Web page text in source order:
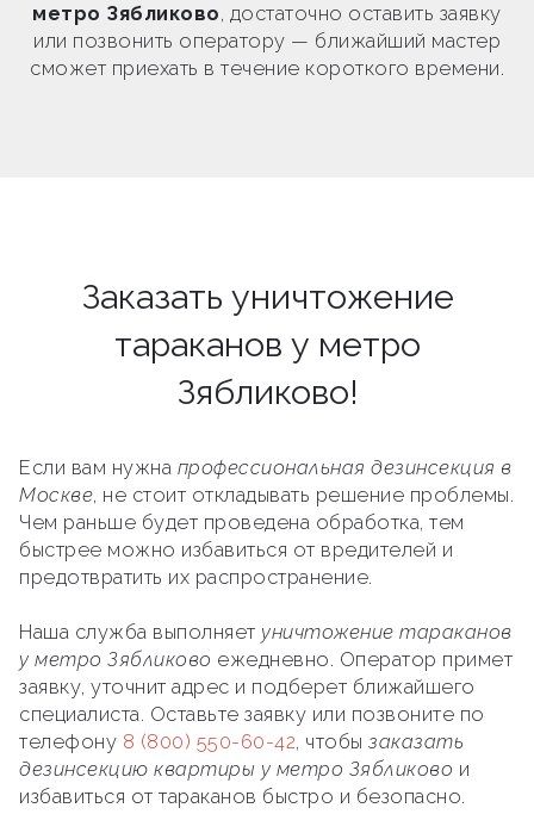
метро Зябликово, достаточно оставить заявку
или позвонить оператору — ближайший мастер
сможет приехать в течение короткого времени.
Заказать уничтожение
тараканов у метро
Зябликово!
Если вам нужна профессиональная дезинсекция в
Москве, не стоит откладывать решение проблемы.
Чем раньше будет проведена обработка, тем
быстрее можно избавиться от вредителей и
предотвратить их распространение.
Наша служба выполняет уничтожение тараканов
у метро Зябликово ежедневно. Оператор примет
заявку, уточнит адрес и подберет ближайшего
специалиста. Оставьте заявку или позвоните по
телефону 8 (800) 550-60-42, чтобы заказать
дезинсекцию квартиры у метро Зябликово и
избавиться от тараканов быстро и безопасно.